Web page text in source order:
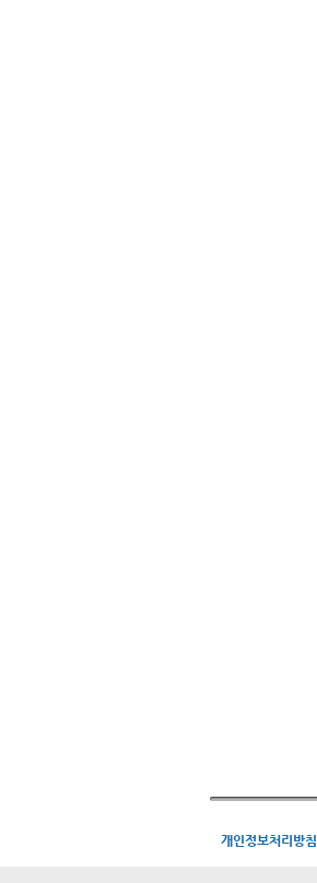
개인정보처리방침